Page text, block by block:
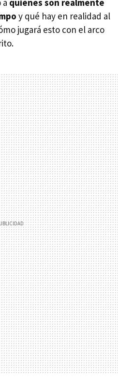
a quiénes son realmente
y qué hay en realidad al
jugará esto con el arco